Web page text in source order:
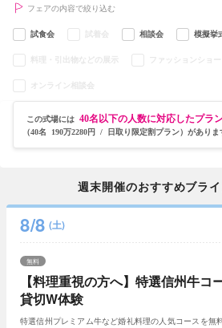
フェアの内容で絞り込む
試食会 試着会 相談会 模擬挙
料理・引出物などの展示 ファッションショー
オンライン相談会
この式場には 40名以下の人数に対応したプラ
（40名 190万2280円 / 日取り限定割プラン）がありま
週末開催のおすすめブラ
8/8 (土)
【料理重視の方へ】特選信州牛コ
貸切W体験
無料
特選信州プレミアム牛など婚礼料理の人気コースを無